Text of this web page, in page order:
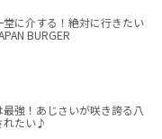
に介する！絶対に行きたい
BURGER
強！あじさいが咲き誇る八
れたい♪